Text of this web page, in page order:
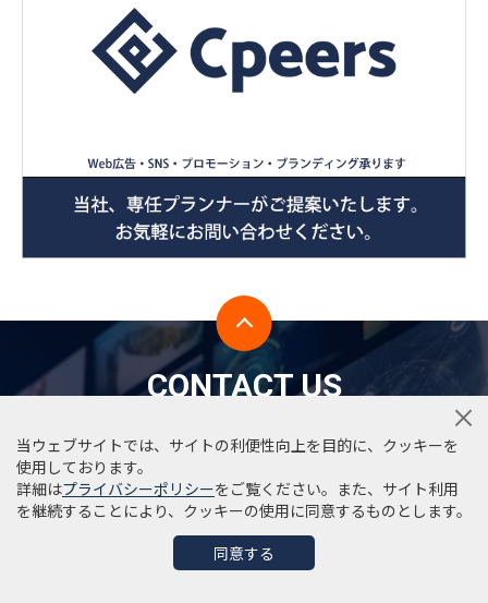
CONTACT US
WEB広告に関するご相談
WEB広告・SNS・プロモーション・ブランディング承り
ます。当社専任プランナーがご提案いたします。お気軽
当ウェブサイトでは、サイトの利便性向上を目的に、クッキーを
使用しております。
詳細はプライバシーポリシーをご覧ください。また、サイト利用
を継続することにより、クッキーの使用に同意するものとします。
同意する